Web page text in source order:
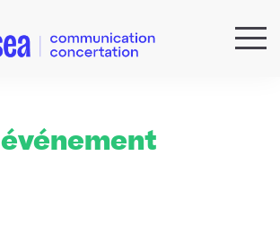
événement